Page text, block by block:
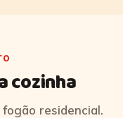
cozinha
residencial.